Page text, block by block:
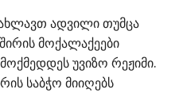
ადვილი თუმცა
მოქალაქეები
უვიზო რეჟიმი.
საბჭო მიიღებს